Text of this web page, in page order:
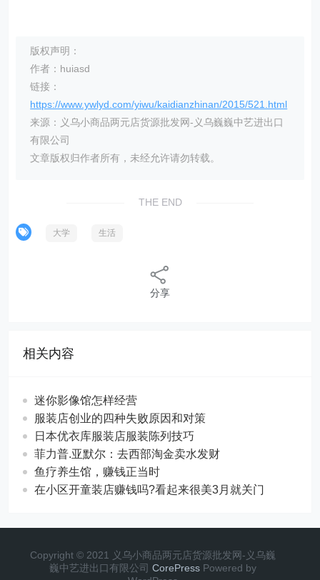
版权声明：
作者：huiasd
链接：
https://www.ywlyd.com/yiwu/kaidianzhinan/2015/521.html
来源：义乌小商品两元店货源批发网-义乌巍巍中艺进出口
有限公司
文章版权归作者所有，未经允许请勿转载。
THE END
大学 生活
分享
相关内容
迷你影像馆怎样经营
服装店创业的四种失败原因和对策
日本优衣库服装店服装陈列技巧
菲力普.亚默尔：去西部淘金卖水发财
鱼疗养生馆，赚钱正当时
在小区开童装店赚钱吗?看起来很美3月就关门
Copyright © 2021 义乌小商品两元店货源批发网-义乌巍
巍中艺进出口有限公司 CorePress Powered by